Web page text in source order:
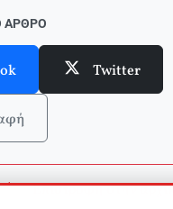
ΆΡΘΡΟ
Twitter
Επιστροφή στην